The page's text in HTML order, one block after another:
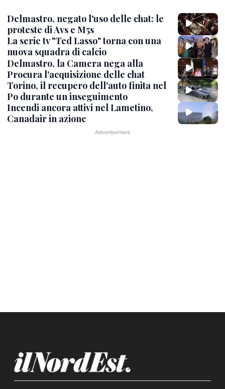
Delmastro, negato l'uso delle chat: le
proteste di Avs e M5s
La serie tv "Ted Lasso" torna con una
nuova squadra di calcio
Delmastro, la Camera nega alla
Procura l'acquisizione delle chat
Torino, il recupero dell'auto finita nel
Po durante un inseguimento
Incendi ancora attivi nel Lametino,
Canadair in azione